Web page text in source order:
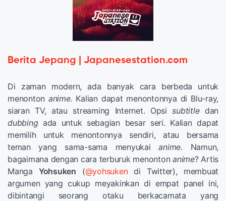
Berita Jepang | Japanesestation.com
Di zaman modern, ada banyak cara berbeda untuk
menonton anime. Kalian dapat menontonnya di Blu-ray,
siaran TV, atau streaming Internet. Opsisubtitledan
dubbingada untuk sebagian besar seri. Kalian dapat
memilih untuk menontonnya sendiri, atau bersama
teman yang sama-sama menyukaianime. Namun,
bagaimana dengan cara terburuk menonton anime? Artis
Manga Yohsuken (@yohsukendi Twitter), membuat
argumen yang cukup meyakinkan di empat panel ini,
dibintangi seorang otaku berkacamata yang